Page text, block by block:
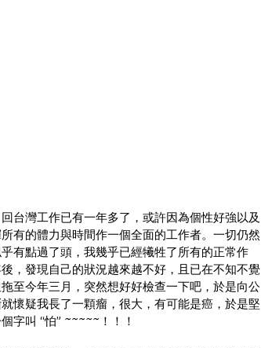
灣工作已有一年多了，或許因為個性好強以及
有的體力與時間作一個全面的工作者。一切仍然
有點過了頭，我幾乎已經犧牲了所有的正常作
，發現自己的狀況越來越不好，且已在不知不覺
至今年三月，突然想好好檢查一下吧，於是向公
懷疑我長了一顆瘤，很大，有可能是癌，於是堅
字叫 “怕” ~~~~~！！！